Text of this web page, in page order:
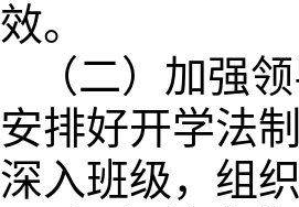
效。
（二）加强
安排好开学法
深入班级，组